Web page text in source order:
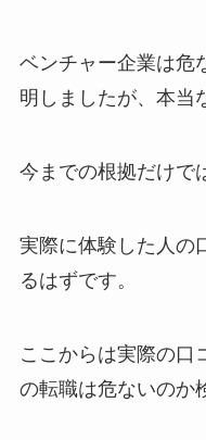
ベンチャー企業は危
明しましたが、本当
今までの根拠だけで
実際に体験した人の
るはずです。
ここからは実際の口
の転職は危ないのか